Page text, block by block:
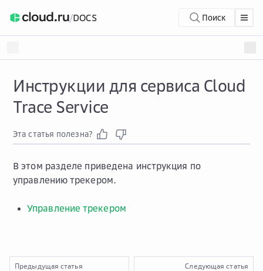
/DOCS Поиск
Инструкции для сервиса Cloud
Trace Service
Эта статья полезна?
В этом разделе приведена инструкция по
управлению трекером.
Управление трекером
Предыдущая статья Следующая статья